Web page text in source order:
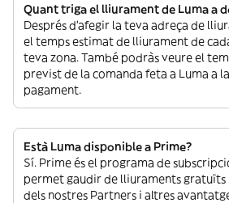
Quant triga el lliurament de Luma a
Després d’afegir la teva adreça de
el temps estimat de lliurament de
teva zona. També podràs veure el
previst de la comanda feta a Luma a
pagament.
Està Luma disponible a Prime?
Sí. Prime és el programa de
permet gaudir de lliuraments gratuïts
dels nostres Partners i altres